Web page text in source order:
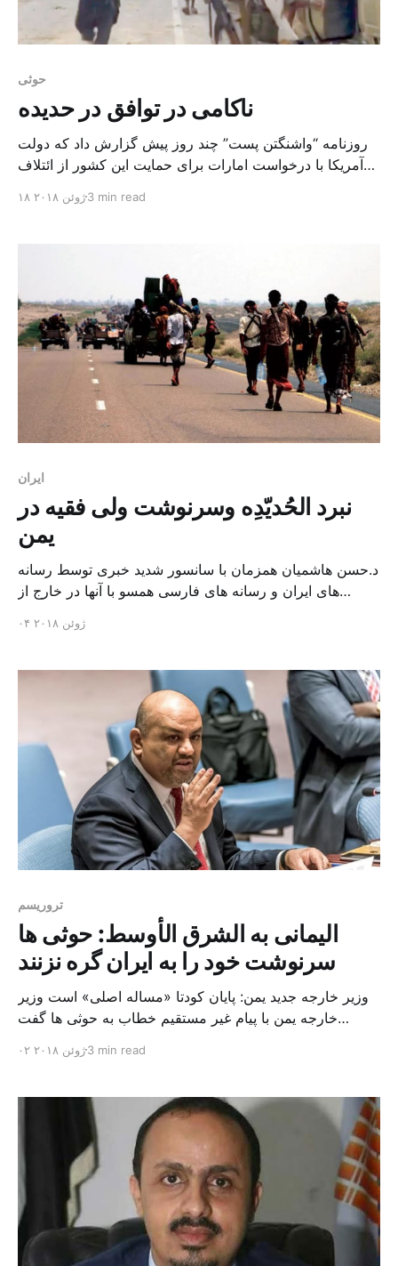
حوثی
ناکامی در توافق در حدیده
روزنامه “واشنگتن پست” چند روز پیش گزارش داد که دولت
آمریکا با درخواست امارات برای حمایت این کشور از ائتلاف
حدیده به تصرف نیروهای ۲۱ هزار نفری متشکل از ارتش یمن
۱۸ ژوئن ۲۰۱۸3 min read
ايران
نبرد الحُدیّدِه وسرنوشت ولی فقیه در
یمن
د.حسن هاشمیان همزمان با سانسور شدید خبری توسط رسانه
های ایران و رسانه های فارسی همسو با آنها در خارج از
عربی» به رهبری پادشاهی سعودی، می روند تا بندر الحُدیّدِه
۰۴ ژوئن ۲۰۱۸
تروریسم
الیمانی به الشرق الأوسط: حوثی ها
سرنوشت خود را به ایران گره نزنند
وزیر خارجه جدید یمن: پایان کودتا «مساله اصلی» است وزیر
خارجه یمن با پیام غیر مستقیم خطاب به حوثی ها گفت
باید بدانند که ایران در حال حاضر در معرض فشارهای بین
ایران که تسلیحات […]
۰۲ ژوئن ۲۰۱۸3 min read